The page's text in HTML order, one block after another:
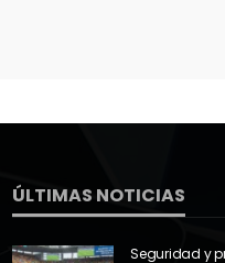
ÚLTIMAS NOTICIAS
Seguridad y